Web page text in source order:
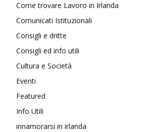
Come trovare Lavoro in Irlanda
Comunicati Istituzionali
Consigli e dritte
Consigli ed info utili
Cultura e Società
Eventi
Featured
Info Utili
innamorarsi in irlanda